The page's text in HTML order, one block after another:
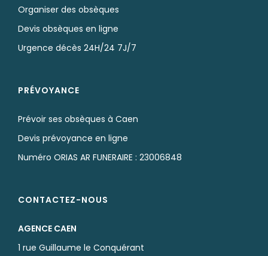
Organiser des obsèques
Devis obsèques en ligne
Urgence décès 24H/24 7J/7
PRÉVOYANCE
Prévoir ses obsèques à Caen
Devis prévoyance en ligne
Numéro ORIAS AR FUNERAIRE : 23006848
CONTACTEZ-NOUS
AGENCE CAEN
1 rue Guillaume le Conquérant